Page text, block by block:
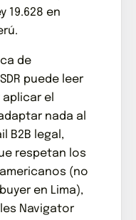
19.628 en
de
puede leer
el
nada al
B2B legal,
respetan los
(no
en Lima),
Navigator